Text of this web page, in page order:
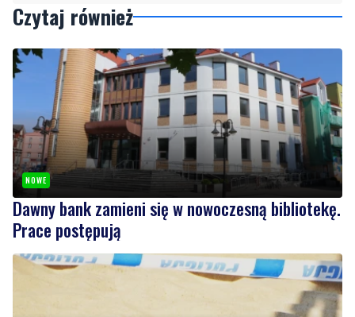
Czytaj również
NOWE
Dawny bank zamieni się w nowoczesną bibliotekę.
Prace postępują